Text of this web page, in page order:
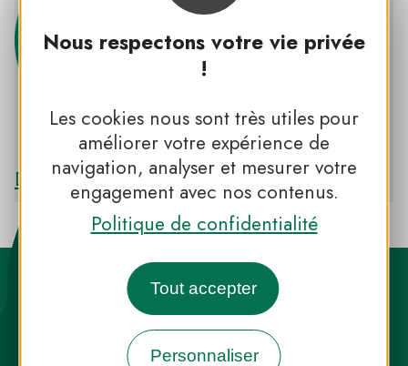
Nous respectons votre vie privée
!
Les cookies nous sont très utiles pour
améliorer votre expérience de
navigation, analyser et mesurer votre
engagement avec nos contenus.
Politique de confidentialité
Tout accepter
Personnaliser
PNR DE CAMARGUE
Découvrir le PNR DE CAMARGUE